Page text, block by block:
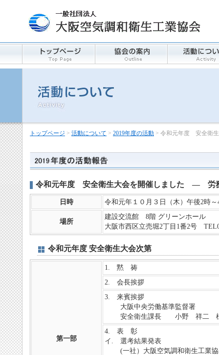
トップページ > 活動について > 2019年度の活動 > 令和元年度 安全衛
令和元年度 安全衛生大会を開催しました ― 労
日時 令和元年１０月３日（木）午後2時～
場所
建設交流館 8階 グリーンホール
大阪市西区立売堀2丁目1番2号
令和元年度 安全衛生大会次第
第一部
1. 黙 祷
2. 会長挨拶
3. 来賓挨拶
大阪中央労働基準監督署
安全衛生課長 小野 祥二
4. 表 彰
イ. 選考結果発表
(一社）大阪空気調和衛生工業